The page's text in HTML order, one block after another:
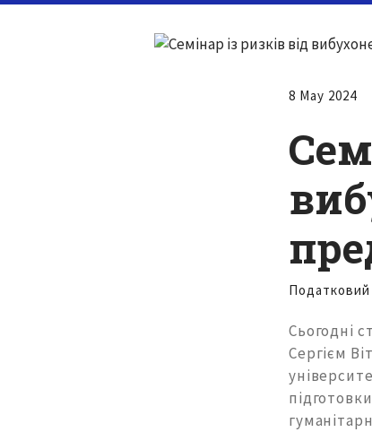
8 May 2024
Сьогодні
Сергієм